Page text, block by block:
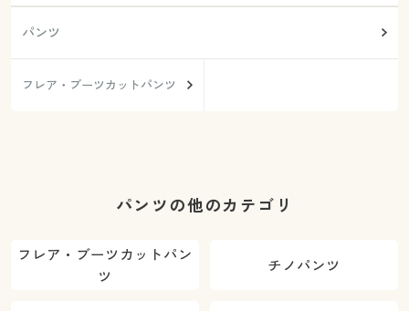
パンツ
フレア・ブーツカットパンツ
パンツの他のカテゴリ
フレア・ブーツカットパン
ツ
チノパンツ